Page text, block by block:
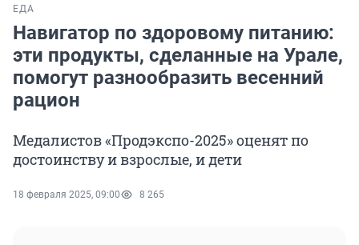
ЕДА
Навигатор по здоровому питанию:
эти продукты, сделанные на Урале,
помогут разнообразить весенний
рацион
Медалистов «Продэкспо-2025» оценят по
достоинству и взрослые, и дети
18 февраля 2025, 09:00 8 265